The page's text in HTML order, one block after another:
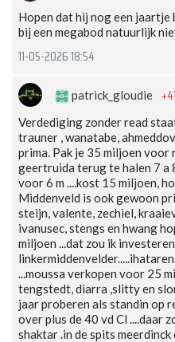
Hopen dat hij nog een
bij een megabod natuurlijk
11-05-2026 18:54
patrick_gloudie
Verdediging zonder read
trauner , wanatabe,
prima. Pak je 35 miljoen voor
geertruida terug te halen 7 a
voor 6 m ....kost 15 miljoen,
Middenveld is ook gewoon
steijn, valente, zechiel,
ivanusec, stengs en hwang
miljoen ...dat zou ik
...moussa verkopen voor 25
tengstedt, diarra ,slitty en
jaar proberen als standin op
over plus de 40 vd Cl ....daar
shaktar .in de spits meerdinck